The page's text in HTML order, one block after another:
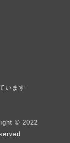
います
© 2022